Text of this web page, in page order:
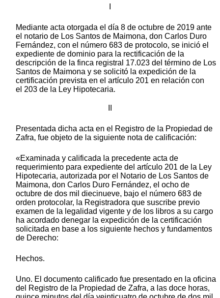
Mediante acta otorgada el día 8 de octubre de 2019 ante
el notario de Los Santos de Maimona, don Carlos Duro
Fernández, con el número 683 de protocolo, se inició el
expediente de dominio para la rectificación de la
descripción de la finca registral 17.023 del término de Los
Santos de Maimona y se solicitó la expedición de la
certificación prevista en el artículo 201 en relación con
el 203 de la Ley Hipotecaria.
Presentada dicha acta en el Registro de la Propiedad de
Zafra, fue objeto de la siguiente nota de calificación:
«Examinada y calificada la precedente acta de
requerimiento para expediente del artículo 201 de la Ley
Hipotecaria, autorizada por el Notario de Los Santos de
Maimona, don Carlos Duro Fernández, el ocho de
octubre de dos mil diecinueve, bajo el número 683 de
orden protocolar, la Registradora que suscribe previo
examen de la legalidad vigente y de los libros a su cargo
ha acordado denegar la expedición de la certificación
solicitada en base a los siguiente hechos y fundamentos
de Derecho:
Hechos.
Uno. El documento calificado fue presentado en la oficina
del Registro de la Propiedad de Zafra, a las doce horas,